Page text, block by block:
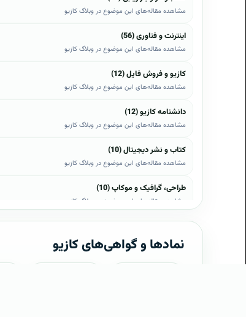
مشاهده مقاله‌های این موضوع در وبلاگ کازیو
اینترنت و فناوری (56)
مشاهده مقاله‌های این موضوع در وبلاگ کازیو
کازیو و فروش فایل (12)
مشاهده مقاله‌های این موضوع در وبلاگ کازیو
دانشنامه کازیو (12)
مشاهده مقاله‌های این موضوع در وبلاگ کازیو
کتاب و نشر دیجیتال (10)
مشاهده مقاله‌های این موضوع در وبلاگ کازیو
طراحی، گرافیک و موکاپ (10)
مشاهده مقاله‌های این موضوع در وبلاگ کازیو
مشاهده مقاله‌های این موضوع در وبلاگ کازیو
موبایل و اندروید (6)
نمادها و گواهی‌های کازیو